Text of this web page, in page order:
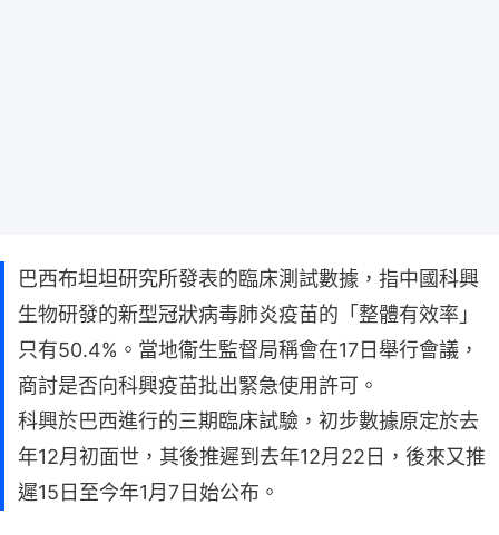
巴西布坦坦研究所發表的臨床測試數據，指中國科興
生物研發的新型冠狀病毒肺炎疫苗的「整體有效率」
只有50.4%。當地衞生監督局稱會在17日舉行會議，
商討是否向科興疫苗批出緊急使用許可。
科興於巴西進行的三期臨床試驗，初步數據原定於去
年12月初面世，其後推遲到去年12月22日，後來又推
遲15日至今年1月7日始公布。